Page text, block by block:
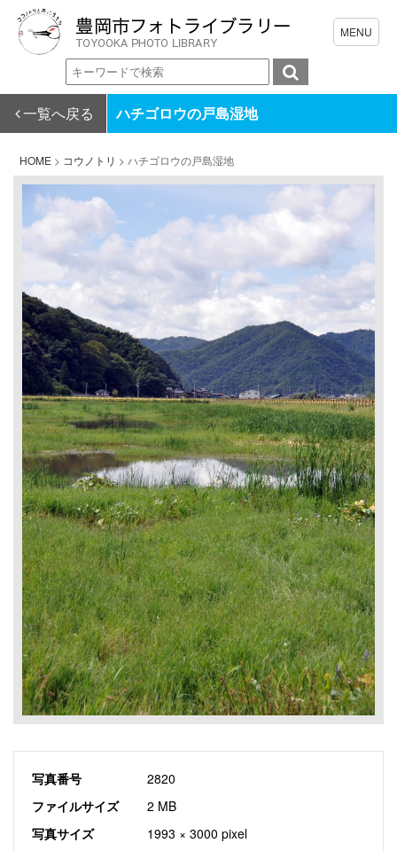
一覧へ戻る ハチゴロウの戸島湿地
HOME > コウノトリ > ハチゴロウの戸島湿地
写真番号
2820
ファイルサイズ
2 MB
写真サイズ
1993 × 3000 pixel